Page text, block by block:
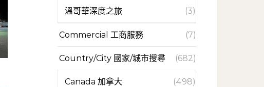
溫哥華深度之旅 (3)
Commercial 工商服務 (7)
Country/City 國家/城市搜尋 (682)
Canada 加拿大 (498)